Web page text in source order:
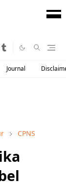
Journal
CPNS